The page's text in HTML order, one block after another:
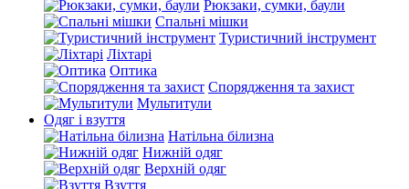
Рюкзаки, сумки, баули
Спальні мішки
Туристичний інструмент
Ліхтарі
Оптика
Спорядження та захист
Мультитули
Одяг і взуття
Натільна білизна
Нижній одяг
Верхній одяг
Взуття